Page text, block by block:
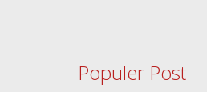
Populer Post